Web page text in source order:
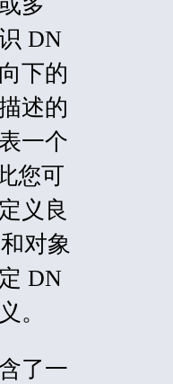
DN
下的
述的
一个
您可
义良
对象
DN
。
了一